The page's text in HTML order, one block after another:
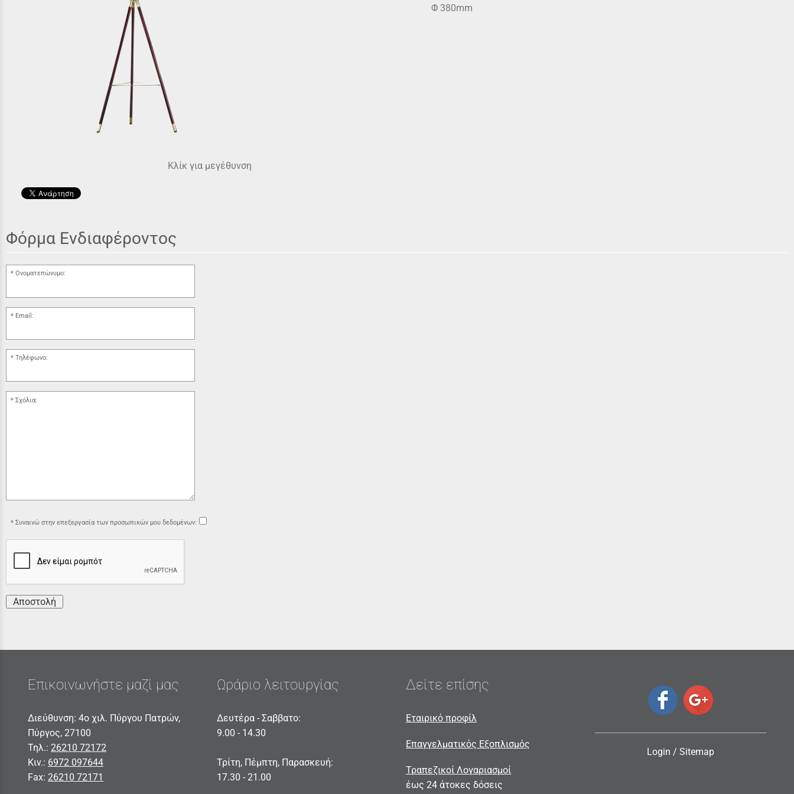
Κλίκ για μεγέθυνση
Φ 380mm
Φόρμα Ενδιαφέροντος
Ονοματεπώνυμο:
Email:
Τηλέφωνο:
Σχόλια:
Συναινώ στην επεξεργασία των προσωπικών μου δεδομένων:
Αποστολή
Επικοινωνήστε μαζί μας
Διεύθυνση: 4ο χιλ. Πύργου Πατρών,
Πύργος, 27100
Τηλ.: 26210 72172
Κιν.: 6972 097644
Fax: 26210 72171
Ωράριο λειτουργίας
Δευτέρα - Σαββατο:
9.00 - 14.30
Τρίτη, Πέμπτη, Παρασκευή:
17.30 - 21.00
Δείτε επίσης
Εταιρικό προφίλ
Επαγγελματικός Εξοπλισμός
Τραπεζικοί Λογαριασμοί
έως 24 άτοκες δόσεις
Login / Sitemap